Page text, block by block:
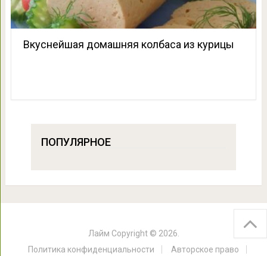
Вкуснейшая домашняя колбаса из курицы
ПОПУЛЯРНОЕ
Лайм Copyright © 2026.
Политика конфиденциальности
Авторское право